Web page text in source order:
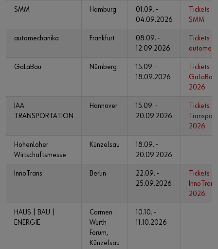
SMM Hamburg
01.09. -
04.09.2026
Tickets
SMM
automechanika Frankfurt
08.09. -
12.09.2026
Tickets
GaLaBau Nürnberg
15.09. -
18.09.2026
Tickets
GaLaBau
2026
IAA
TRANSPORTATION
Hannover
15.09. -
20.09.2026
Tickets
2026
Hohenloher
Wirtschaftsmesse
Künzelsau
18.09. -
20.09.2026
InnoTrans Berlin
22.09. -
25.09.2026
Tickets
InnoTrans
2026
HAUS | BAU |
ENERGIE
Carmen
Würth
Forum,
Künzelsau
10.10. -
11.10.2026